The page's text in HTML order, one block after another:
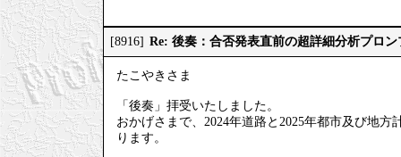
[8916] Re: 後奏：合否発表直前の超詳細分析プロ
たこやきさま
「後奏」拝受いたしました。
おかげさまで、2024年道路と2025年都市及び地
ります。